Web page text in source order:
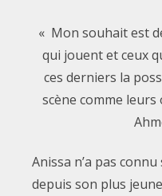
« Mon souhait est
qui jouent et ceux
ces derniers la
scène comme
Anissa n’a pas
depuis son plus